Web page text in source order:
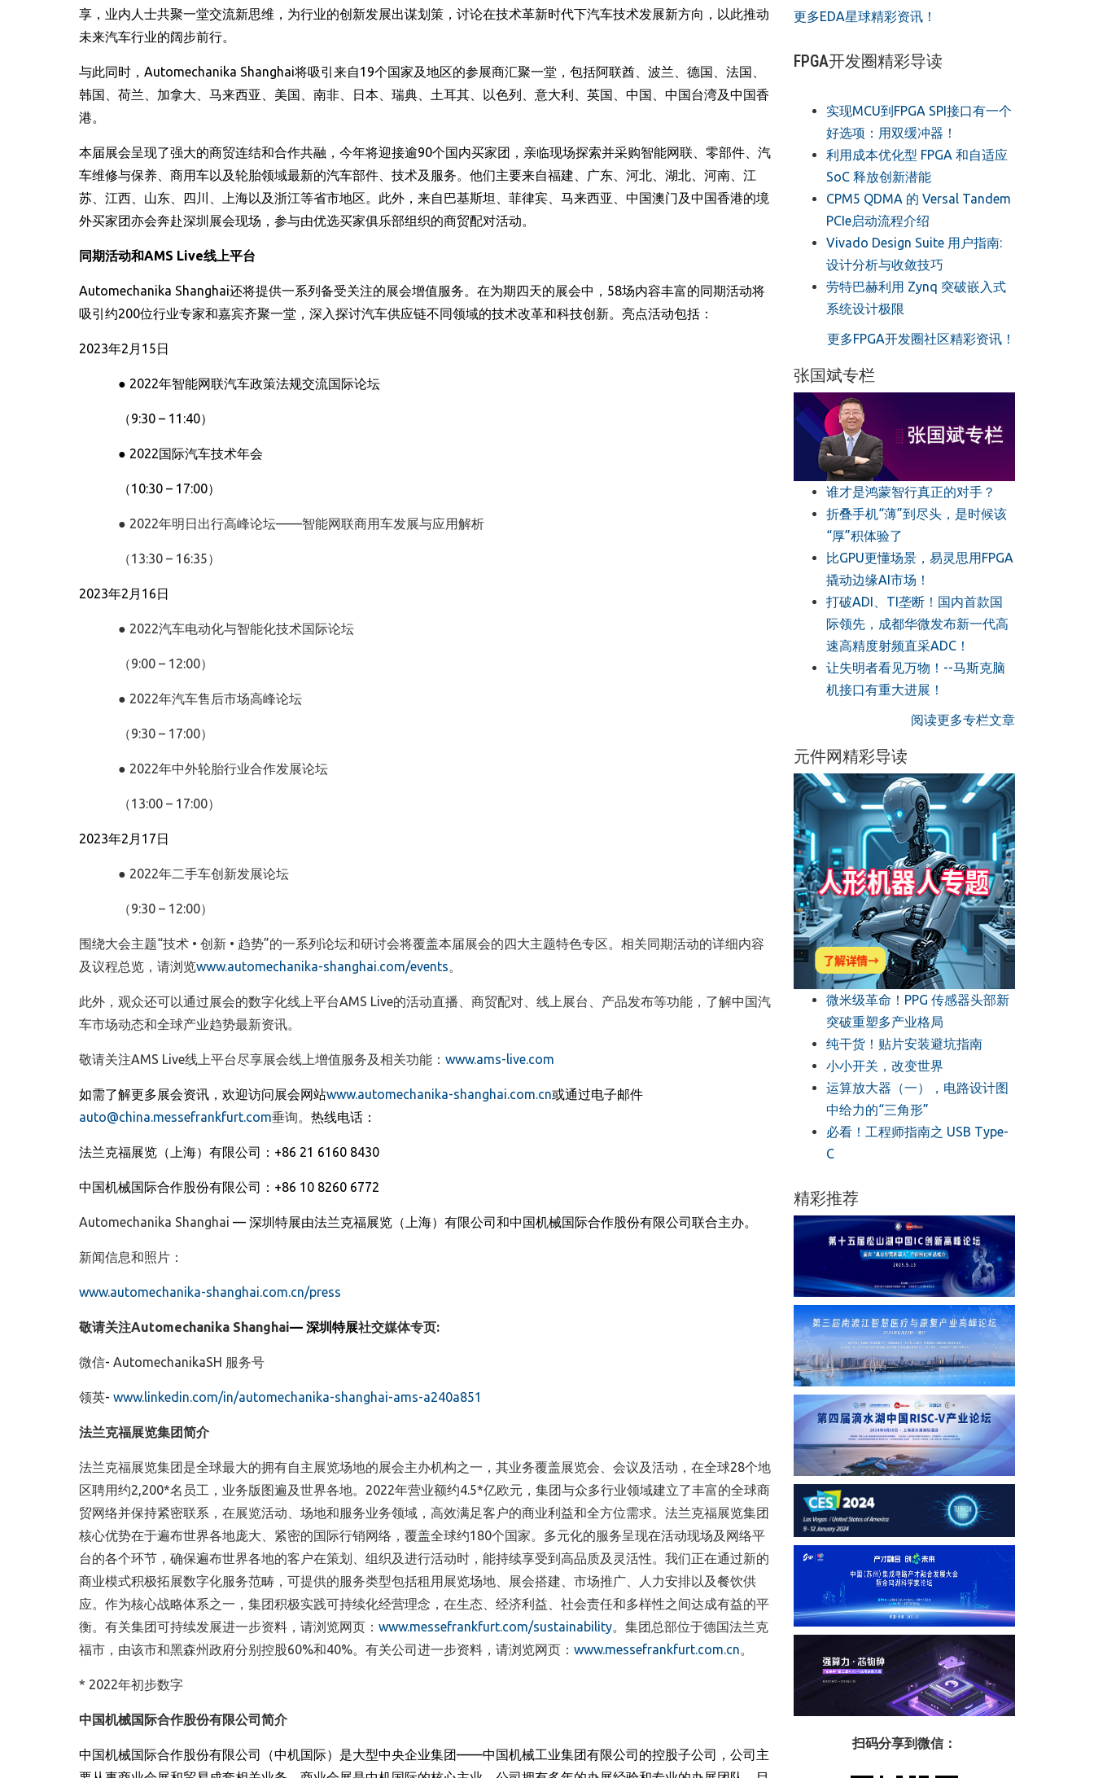
享，业内人士共聚一堂交流新思维，为行业的创新发展出谋划策，讨论在技术革新时代下汽车技术发展新方向，以此推动
未来汽车行业的阔步前行。
与此同时 ， Automechanika Shanghai将吸引来自19个国家及地区的参展商汇聚一堂 ， 包括阿联酋、波兰、德国、法国、
韩国、荷兰、加拿大、马来西亚、美国、南非、日本、瑞典、土耳其、以色列、意大利、英国、中国、中国台湾及中国香
港。
本届展会呈现了强大的商贸连结和合作共融 ， 今年将迎接逾90个国内买家团 ， 亲临现场探索并采购智能网联、零部件、汽
车维修与保养、商用车以及轮胎领域最新的汽车部件、技术及服务。他们主要来自福建、广东、河北、湖北、河南、江
苏、江西、山东、四川、上海以及浙江等省市地区。此外，来自巴基斯坦、菲律宾、马来西亚、中国澳门及中国香港的境
外买家团亦会奔赴深圳展会现场，参与由优选买家俱乐部组织的商贸配对活动。
同期活动和AMS Live线上平台
Automechanika Shanghai还将提供一系列备受关注的展会增值服务。在为期四天的展会中， 58场内容丰富的同期活动将
吸引约200位行业专家和嘉宾齐聚一堂，深入探讨汽车供应链不同领域的技术改革和科技创新。 亮点活动包括：
2023年2 月 15日
● 2022年智能网联汽车政策法规交流国际论坛
（9:30 – 11:40）
● 2022国际汽车技术年会
（10:30 – 17:00）
● 2022年明日出行高峰论坛——智能网联商用车发展与应用解析
（13:30 – 16:35）
2023年2 月 16日
● 2022汽车电动化与智能化技术国际论坛
（9:00 – 12:00）
● 2022年汽车售后市场高峰论坛
（9:30 – 17:00）
● 2022年中外轮胎行业合作发展论坛
（13:00 – 17:00）
2023年2 月 17日
● 2022年二手车创新发展论坛
（9:30 – 12:00）
围绕大会主题“技术 • 创新 • 趋势”的一系列论坛和研讨会将覆盖本届展会的四大主题特色专区。相关同期活动的详细内容
及议程总览，请浏览www.automechanika-shanghai.com/events。
此外，观众还可以通过展会的数字化线上平台AMS Live的活动直播、商贸配对、线上展台、产品发布等功能，了解中国汽
车市场动态和全球产业趋势最新资讯。
敬请关注AMS Live线上平台尽享展会线上增值服务及相关功能： www.ams-live.com
如需了解更多展会资讯，欢迎访问展会网站www.automechanika-shanghai.com.cn或通过电子邮件
auto@china.messefrankfurt.com垂询。 热线电话：
法兰克福展览 （ 上海） 有限公司 ： +86 21 6160 8430
中国机械国际合作股份有限公司 ： +86 10 8260 6772
Automechanika Shanghai — 深圳特展由法兰克福展览 （ 上海） 有限公司和中国机械国际合作股份有限公司联合主办。
新闻信息和照片 ：
www.automechanika-shanghai.com.cn/press
敬请关注Automechanika Shanghai— 深圳特展社交媒体专页:
微信- AutomechanikaSH 服务号
领英- www.linkedin.com/in/automechanika-shanghai-ams-a240a851
法兰克福展览集团简介
法兰克福展览集团是全球最大的拥有自主展览场地的展会主办机构之一，其业务覆盖展览会、会议及活动，在全球28个地
区聘用约2,200*名员工，业务版图遍及世界各地。2022年营业额约4.5*亿欧元，集团与众多行业领域建立了丰富的全球商
贸网络并保持紧密联系，在展览活动、场地和服务业务领域，高效满足客户的商业利益和全方位需求。法兰克福展览集团
核心优势在于遍布世界各地庞大、紧密的国际行销网络，覆盖全球约180个国家。多元化的服务呈现在活动现场及网络平
台的各个环节，确保遍布世界各地的客户在策划、组织及进行活动时，能持续享受到高品质及灵活性。我们正在通过新的
商业模式积极拓展数字化服务范畴，可提供的服务类型包括租用展览场地、展会搭建、市场推广、人力安排以及餐饮供
应。作为核心战略体系之一，集团积极实践可持续化经营理念，在生态、经济利益、社会责任和多样性之间达成有益的平
衡。有关集团可持续发展进一步资料，请浏览网页： www.messefrankfurt.com/sustainability。集团总部位于德国法兰克
福市，由该市和黑森州政府分别控股60%和40%。有关公司进一步资料，请浏览网页： www.messefrankfurt.com.cn。
* 2022年初步数字
中国机械国际合作股份有限公司简介
中国机械国际合作股份有限公司（中机国际）是大型中央企业集团——中国机械工业集团有限公司的控股子公司，公司主
更多EDA星球精彩资讯！
FPGA开发圈精彩导读
实现MCU到FPGA SPI接口有一个
好选项：用双缓冲器！
利用成本优化型 FPGA 和自适应
SoC 释放创新潜能
CPM5 QDMA 的 Versal Tandem
PCIe启动流程介绍
Vivado Design Suite 用户指南:
设计分析与收敛技巧
劳特巴赫利用 Zynq 突破嵌入式
系统设计极限
更多FPGA开发圈社区精彩资讯！
张国斌专栏
谁才是鸿蒙智行真正的对手？
折叠手机“薄”到尽头，是时候该
“厚”积体验了
比GPU更懂场景，易灵思用FPGA
撬动边缘AI市场！
打破ADI、TI垄断！国内首款国
际领先，成都华微发布新一代高
速高精度射频直采ADC！
让失明者看见万物！--马斯克脑
机接口有重大进展！
阅读更多专栏文章
元件网精彩导读
微米级革命！PPG 传感器头部新
突破重塑多产业格局
纯干货！贴片安装避坑指南
小小开关，改变世界
运算放大器（一），电路设计图
中给力的“三角形”
必看！工程师指南之 USB Type-
C
精彩推荐
扫码分享到微信：